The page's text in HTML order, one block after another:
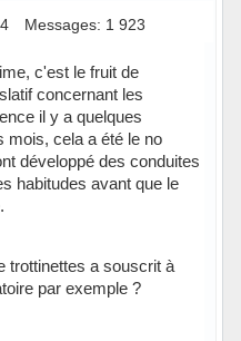
Messages: 1 923
c'est le fruit de
concernant les
il y a quelques
mois, cela a été le no
développé des conduites
habitudes avant que le
trottinettes a souscrit à
par exemple ?